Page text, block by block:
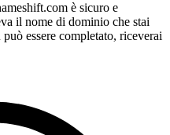
è sicuro e
il nome di dominio che stai
essere completato, riceverai